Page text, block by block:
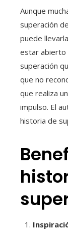
Aunque
superación
puede
estar abierto
superación
que no
que realiza
impulso. El
historia de